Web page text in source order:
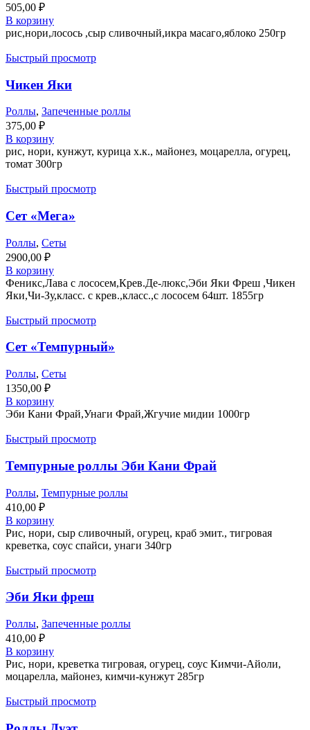
505,00 ₽
В корзину
рис,нори,лосось ,сыр сливочный,икра масаго,яблоко 250гр
Быстрый просмотр
Чикен Яки
Роллы, Запеченные роллы
375,00 ₽
В корзину
рис, нори, кунжут, курица х.к., майонез, моцарелла, огурец,
томат 300гр
Быстрый просмотр
Сет «Мега»
Роллы, Сеты
2900,00 ₽
В корзину
Феникс,Лава с лососем,Крев.Де-люкс,Эби Яки Фреш ,Чикен
Яки,Чи-Зу,класс. с крев.,класс.,с лососем 64шт. 1855гр
Быстрый просмотр
Сет «Темпурный»
Роллы, Сеты
1350,00 ₽
В корзину
Эби Кани Фрай,Унаги Фрай,Жгучие мидии 1000гр
Быстрый просмотр
Темпурные роллы Эби Кани Фрай
Роллы, Темпурные роллы
410,00 ₽
В корзину
Рис, нори, сыр сливочный, огурец, краб эмит., тигровая
креветка, соус спайси, унаги 340гр
Быстрый просмотр
Эби Яки фреш
Роллы, Запеченные роллы
410,00 ₽
В корзину
Рис, нори, креветка тигровая, огурец, соус Кимчи-Айоли,
моцарелла, майонез, кимчи-кунжут 285гр
Быстрый просмотр